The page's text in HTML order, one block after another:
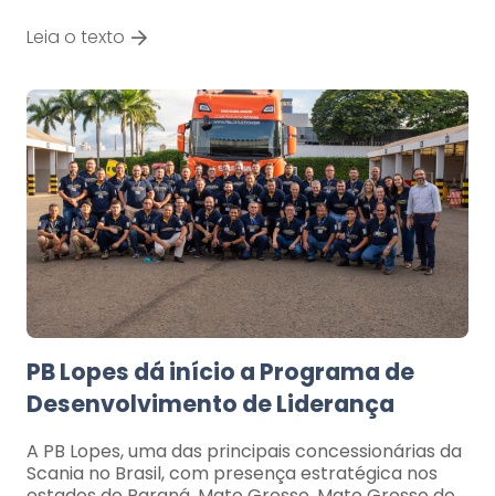
Leia o texto
PB Lopes dá início a Programa de
Desenvolvimento de Liderança
A PB Lopes, uma das principais concessionárias da
Scania no Brasil, com presença estratégica nos